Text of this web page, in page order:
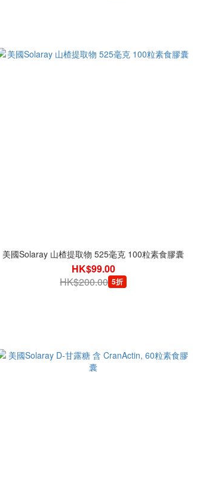
美國Solaray 山楂提取物 525毫克 100粒素食膠囊
HK$99.00
HK$200.00 5折